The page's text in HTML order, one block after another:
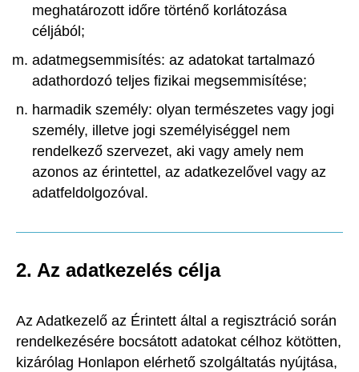
meghatározott időre történő korlátozása
céljából;
adatmegsemmisítés: az adatokat tartalmazó
adathordozó teljes fizikai megsemmisítése;
harmadik személy: olyan természetes vagy jogi
személy, illetve jogi személyiséggel nem
rendelkező szervezet, aki vagy amely nem
azonos az érintettel, az adatkezelővel vagy az
adatfeldolgozóval.
2. Az adatkezelés célja
Az Adatkezelő az Érintett által a regisztráció során
rendelkezésére bocsátott adatokat célhoz kötötten,
kizárólag Honlapon elérhető szolgáltatás nyújtása,